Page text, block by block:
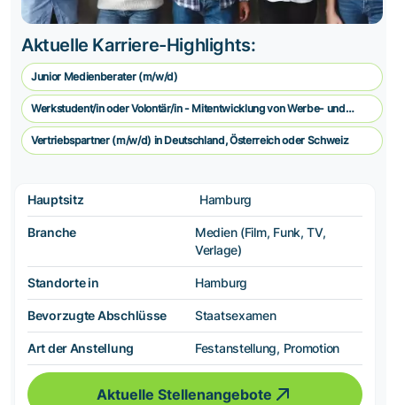
Aktuelle Karriere-Highlights:
Junior Medienberater (m/w/d)
Werkstudent/in oder Volontär/in - Mitentwicklung von Werbe- und
Vermarkungskonzepten
Vertriebspartner (m/w/d) in Deutschland, Österreich oder Schweiz
Hauptsitz Hamburg
Branche
Medien (Film, Funk, TV,
Verlage)
Standorte in Hamburg
Bevorzugte Abschlüsse Staatsexamen
Art der Anstellung Festanstellung, Promotion
Aktuelle Stellenangebote